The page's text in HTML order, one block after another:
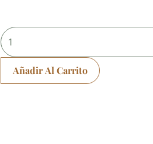
Ear
cuff
serpiente
Añadir Al Carrito